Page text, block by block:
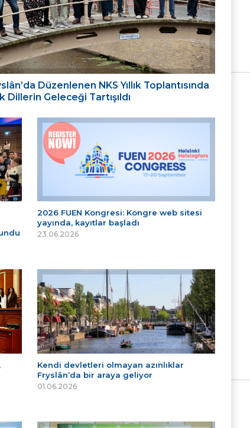
Düzenlenen NKS Yıllık Toplantısında
Geleceği Tartışıldı
2026 FUEN Kongresi: Kongre web sitesi
yayında, kayıtlar başladı
23.06.2026
Kendi devletleri olmayan azınlıklar
Fryslân’da bir araya geliyor
01.06.2026